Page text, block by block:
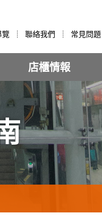
覽 聯絡我們 常見問題
店櫃情報